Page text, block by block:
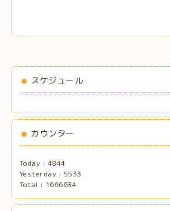
スケジュール
カウンター
Today : 4844
Yesterday : 5533
Total : 1666634